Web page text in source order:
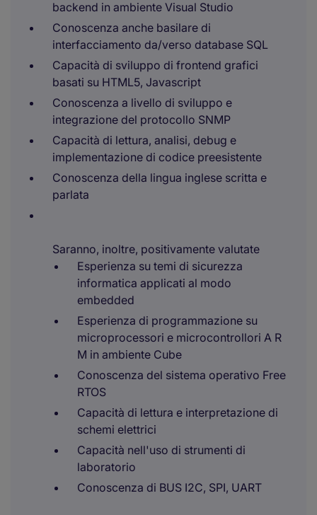
backend in ambiente Visual Studio
Conoscenza anche basilare di
interfacciamento da/verso database SQL
Capacità di sviluppo di frontend grafici
basati su HTML5, Javascript
Conoscenza a livello di sviluppo e
integrazione del protocollo SNMP
Capacità di lettura, analisi, debug e
implementazione di codice preesistente
Conoscenza della lingua inglese scritta e
parlata
Saranno, inoltre, positivamente valutate
Esperienza su temi di sicurezza
informatica applicati al modo
embedded
Esperienza di programmazione su
microprocessori e microcontrollori A R
M in ambiente Cube
Conoscenza del sistema operativo Free
RTOS
Capacità di lettura e interpretazione di
schemi elettrici
Capacità nell'uso di strumenti di
laboratorio
Conoscenza di BUS I2C, SPI, UART